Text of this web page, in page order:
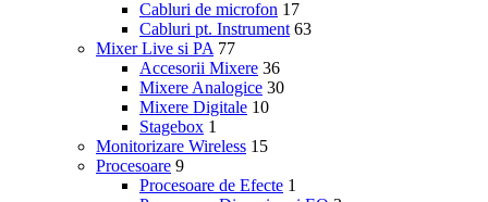
Cabluri de microfon 17
Cabluri pt. Instrument 63
Mixer Live si PA 77
Accesorii Mixere 36
Mixere Analogice 30
Mixere Digitale 10
Stagebox 1
Monitorizare Wireless 15
Procesoare 9
Procesoare de Efecte 1